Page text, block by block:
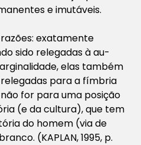
e imutáveis.
exatamente
sido relegadas à au-
elas também
para a fímbria
for para uma posição
(e da cultura), que tem
do homem (via de
(KAPLAN, 1995, p.